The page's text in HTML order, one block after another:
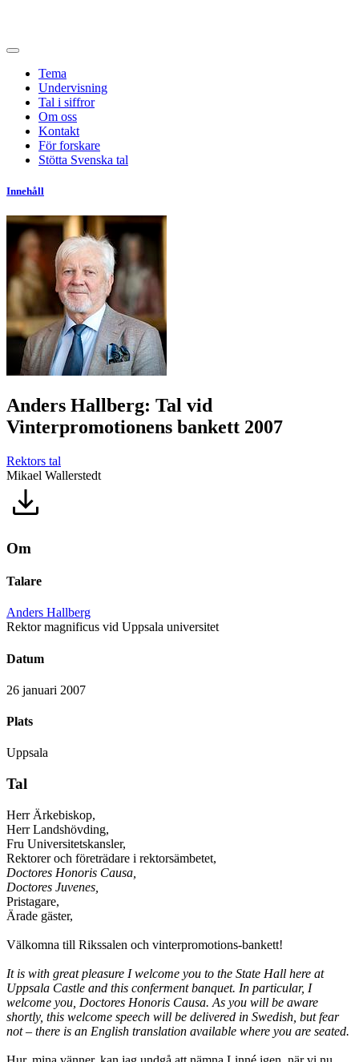
Tema
Undervisning
Tal i siffror
Om oss
Kontakt
För forskare
Stötta Svenska tal
Innehåll
Anders Hallberg: Tal vid
Vinterpromotionens bankett 2007
Rektors tal
Mikael Wallerstedt
Om
Talare
Anders Hallberg
Rektor magnificus vid Uppsala universitet
Datum
26 januari 2007
Plats
Uppsala
Tal
Herr Ärkebiskop,
Herr Landshövding,
Fru Universitetskansler,
Rektorer och företrädare i rektorsämbetet,
Doctores Honoris Causa,
Doctores Juvenes,
Pristagare,
Ärade gäster,
Välkomna till Rikssalen och vinterpromotions-bankett!
It is with great pleasure I welcome you to the State Hall here at
Uppsala Castle and this conferment banquet. In particular, I
welcome you, Doctores Honoris Causa. As you will be aware
shortly, this welcome speech will be delivered in Swedish, but fear
not – there is an English translation available where you are seated.